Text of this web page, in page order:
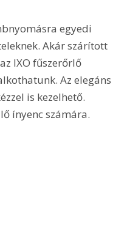
egyedi
Akár szárított
IXO fűszerőrlő
Az elegáns
is kezelhető.
ínyenc számára.